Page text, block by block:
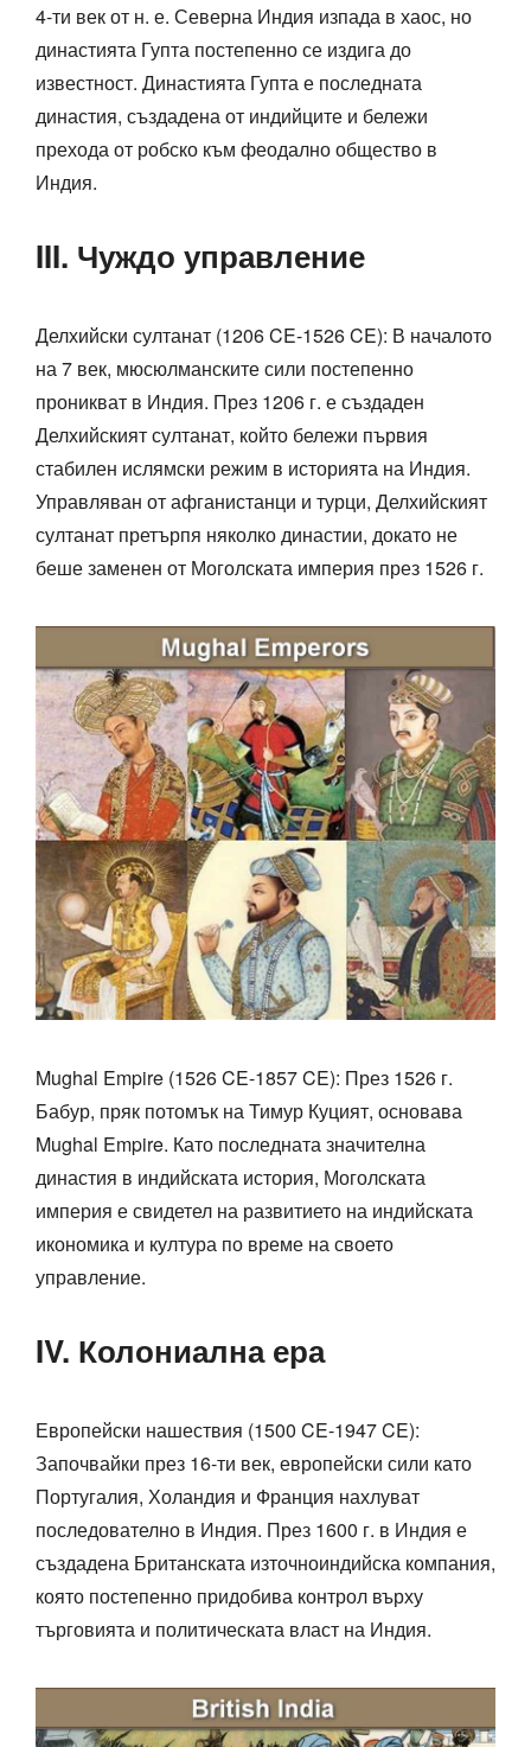
4-ти век от н. е. Северна Индия изпада в хаос, но
династията Гупта постепенно се издига до
известност. Династията Гупта е последната
династия, създадена от индийците и бележи
прехода от робско към феодално общество в
Индия.
III. Чуждо управление
Делхийски султанат (1206 CE-1526 CE): В началото
на 7 век, мюсюлманските сили постепенно
проникват в Индия. През 1206 г. е създаден
Делхийският султанат, който бележи първия
стабилен ислямски режим в историята на Индия.
Управляван от афганистанци и турци, Делхийският
султанат претърпя няколко династии, докато не
беше заменен от Моголската империя през 1526 г.
Mughal Empire (1526 CE-1857 CE): През 1526 г.
Бабур, пряк потомък на Тимур Куцият, основава
Mughal Empire. Като последната значителна
династия в индийската история, Моголската
империя е свидетел на развитието на индийската
икономика и култура по време на своето
управление.
IV. Колониална ера
Европейски нашествия (1500 CE-1947 CE):
Започвайки през 16-ти век, европейски сили като
Португалия, Холандия и Франция нахлуват
последователно в Индия. През 1600 г. в Индия е
създадена Британската източноиндийска компания,
която постепенно придобива контрол върху
търговията и политическата власт на Индия.